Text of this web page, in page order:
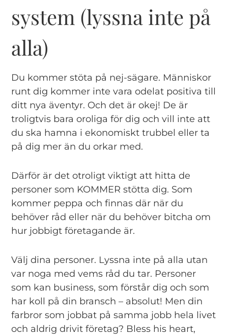
system (lyssna inte på
alla)
Du kommer stöta på nej-sägare. Människor
runt dig kommer inte vara odelat positiva till
ditt nya äventyr. Och det är okej! De är
troligtvis bara oroliga för dig och vill inte att
du ska hamna i ekonomiskt trubbel eller ta
på dig mer än du orkar med.
Därför är det otroligt viktigt att hitta de
personer som KOMMER stötta dig. Som
kommer peppa och finnas där när du
behöver råd eller när du behöver bitcha om
hur jobbigt företagande är.
Välj dina personer. Lyssna inte på alla utan
var noga med vems råd du tar. Personer
som kan business, som förstår dig och som
har koll på din bransch – absolut! Men din
farbror som jobbat på samma jobb hela livet
och aldrig drivit företag? Bless his heart,